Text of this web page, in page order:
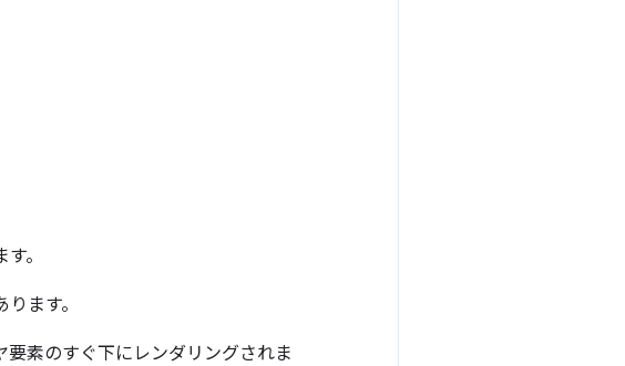
。
ります。
素のすぐ下にレンダリングされま